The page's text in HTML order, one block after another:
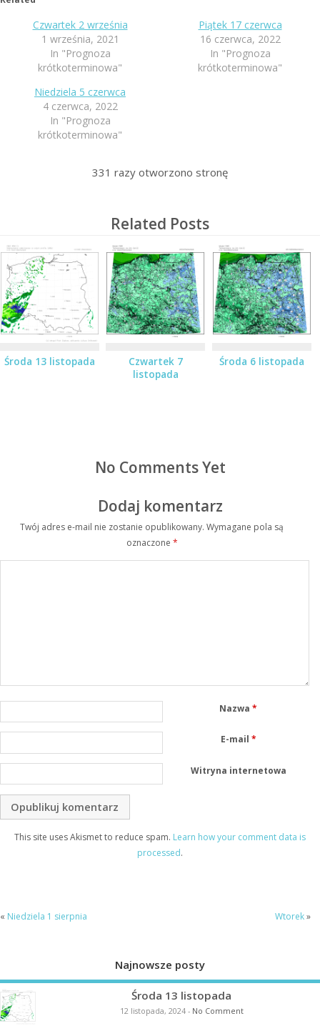
Czwartek 2 września
1 września, 2021
In "Prognoza
krótkoterminowa"
Piątek 17 czerwca
16 czerwca, 2022
In "Prognoza
krótkoterminowa"
Niedziela 5 czerwca
4 czerwca, 2022
In "Prognoza
krótkoterminowa"
331 razy otworzono stronę
Related Posts
Środa 13 listopada
Czwartek 7
listopada
Środa 6 listopada
No Comments Yet
Dodaj komentarz
Twój adres e-mail nie zostanie opublikowany. Wymagane pola są
oznaczone *
Nazwa*
E-mail *
Witryna internetowa
This site uses Akismet to reduce spam. Learn how your comment data is
processed.
« Niedziela 1 sierpnia Wtorek»
Najnowsze posty
Środa 13 listopada
12 listopada, 2024- No Comment